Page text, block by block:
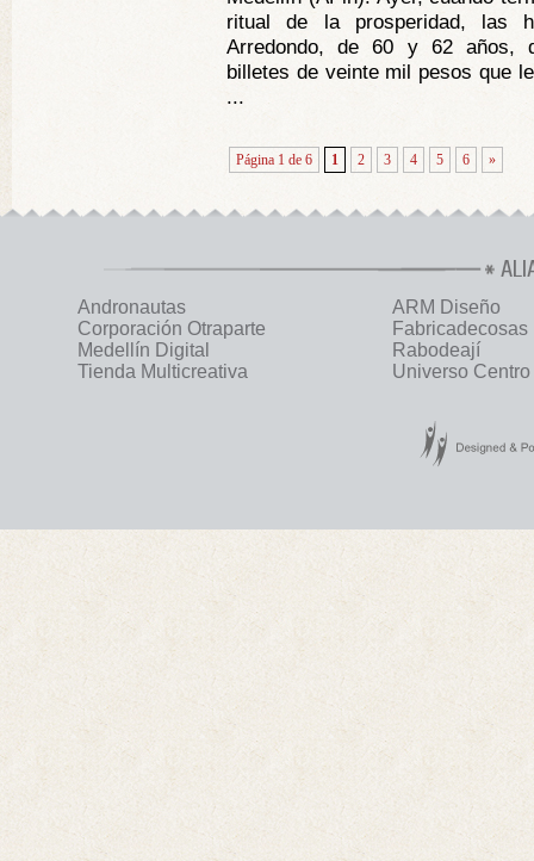
ritual de la prosperidad, las
Arredondo, de 60 y 62 años,
billetes de veinte mil pesos que
...
Página 1 de 6 1 2 3 4 5 6 »
Andronautas
ARM Diseño
Corporación Otraparte
Fabricadecosas
Medellín Digital
Rabodeají
Tienda Multicreativa
Universo Centro